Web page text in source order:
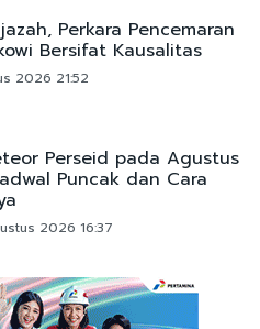
Perkara Pencemaran
Bersifat Kausalitas
2026 21:52
Perseid pada Agustus
Puncak dan Cara
2026 16:37